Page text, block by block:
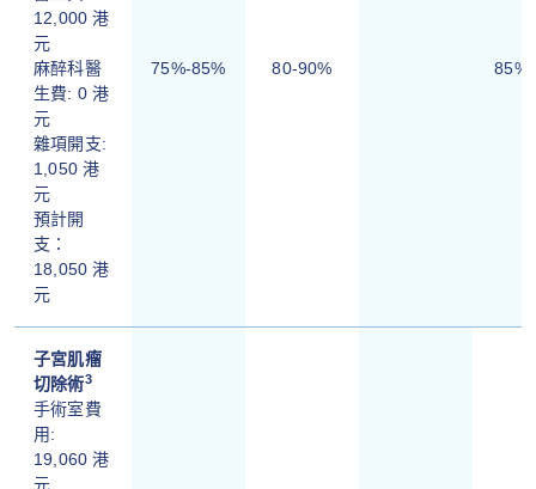
12,000 港
元
麻醉科醫
生費: 0 港
元
雜項開支:
1,050 港
元
預計開
支：
18,050 港
元
75%-85% 80-90%
子宮肌瘤
切除術3
手術室費
用:
19,060 港
元